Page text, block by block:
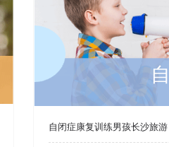
自闭症康复训练男孩长沙旅游